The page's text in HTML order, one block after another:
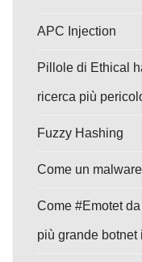
APC Injection
Pillole di Ethical
ricerca più
Fuzzy Hashing
Come un
Come #Emotet
più grande botnet